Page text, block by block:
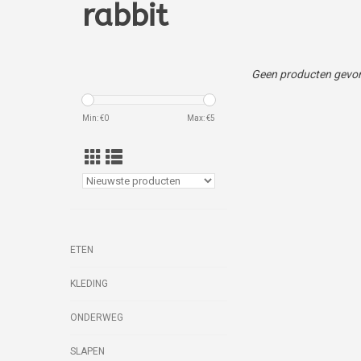
rabbit
Min: €0 Max: €5
ETEN
KLEDING
ONDERWEG
SLAPEN
Geen producten